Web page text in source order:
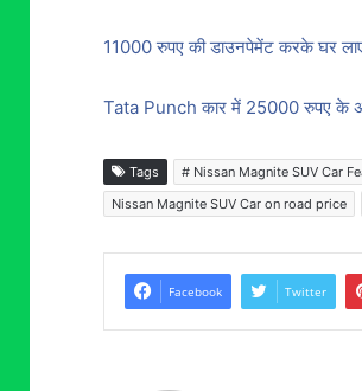
11000 रुपए की डाउनपेमेंट करके घर
Tata Punch कार में 25000 रुपए के
Tags # Nissan Magnite SUV Car
Nissan Magnite SUV Car on road price
Facebook Twitter